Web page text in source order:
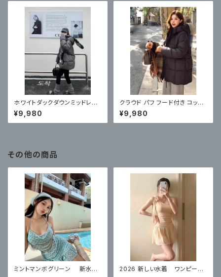
ホワイトダックダウンミッドレン
グスダウンジャケット 新しいルー
ズカジュアルフード付きジャケッ
ト
¥9,980
クラウド パフ フード付き コット
ン ジャケット ミドル丈
¥9,980
その他の商品
ミントマンボグリーン 新水着
2026 新しい水着 ワンピース